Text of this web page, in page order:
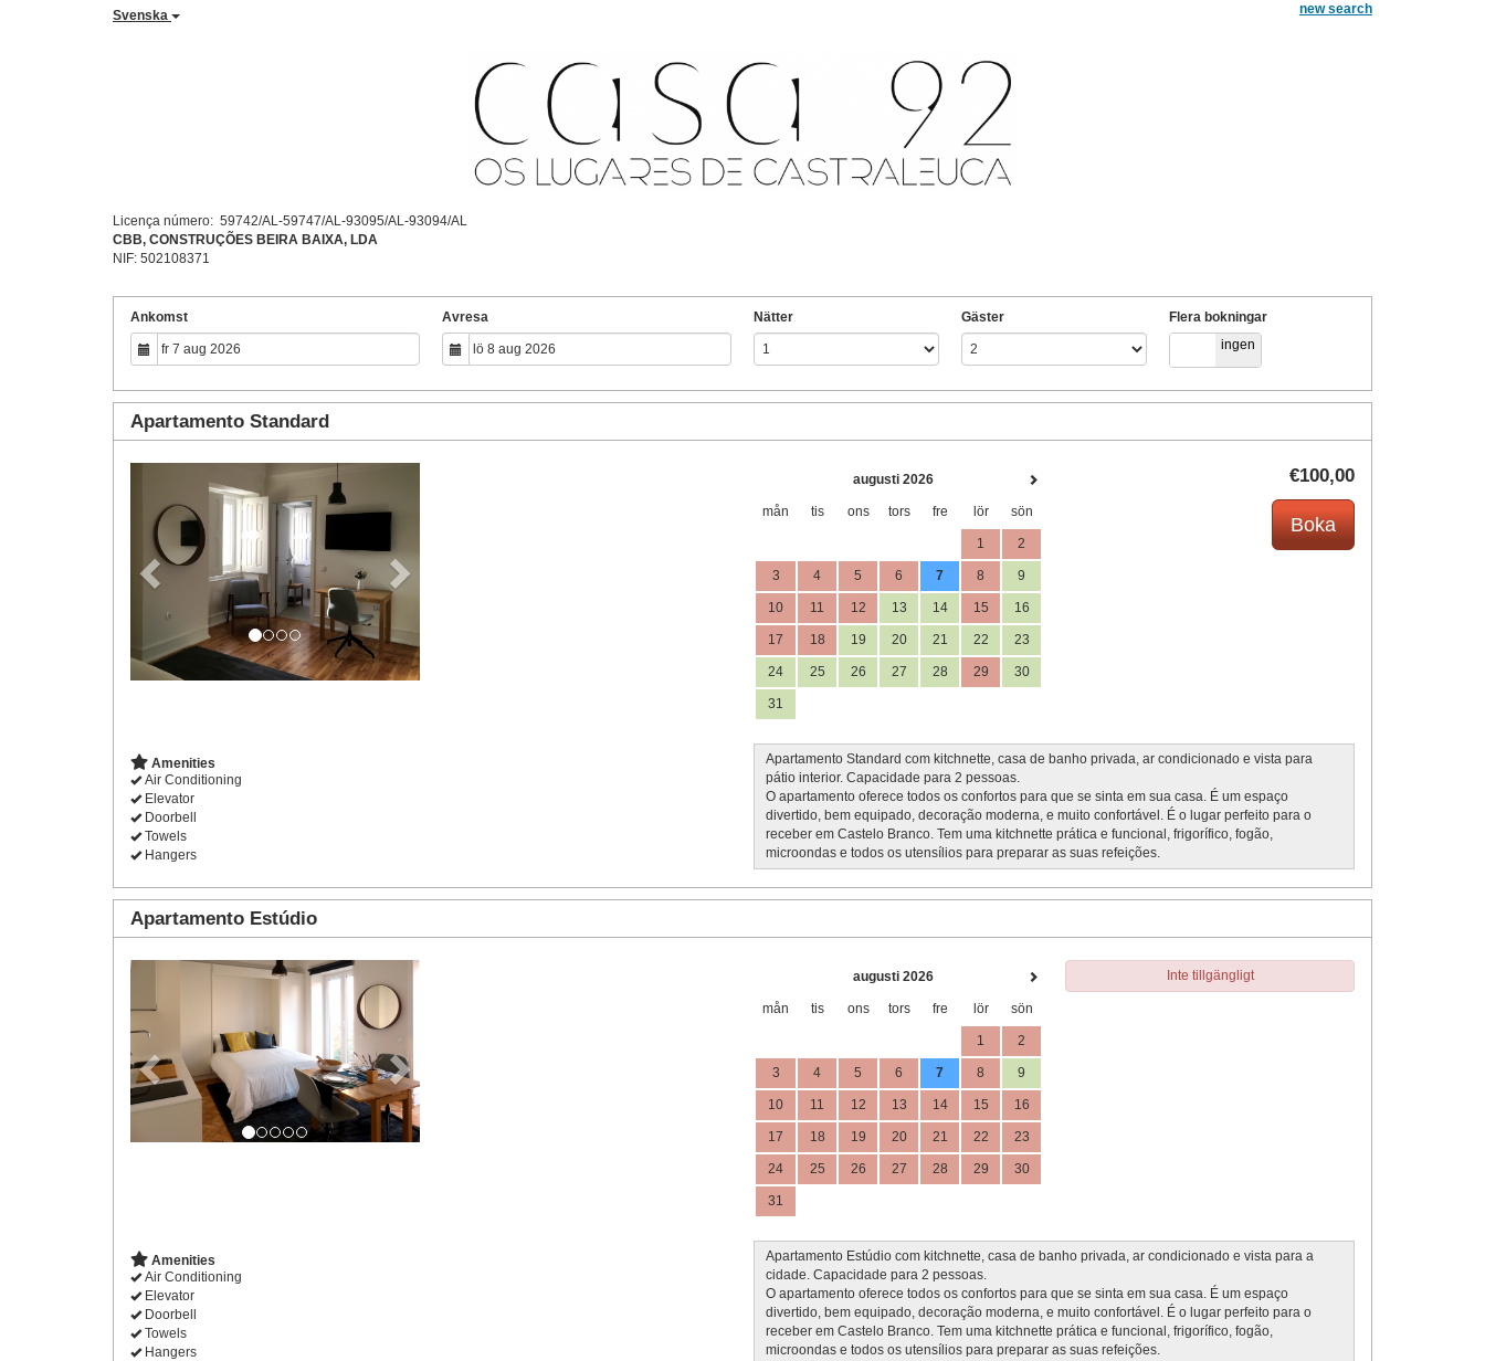
Svenska new search
Licença número: 59742/AL-59747/AL-93095/AL-93094/AL
CBB, CONSTRUÇÕES BEIRA BAIXA, LDA
NIF: 502108371
Ankomst Avresa Nätter Gäster
Flera bokningar
ja
ingen
Apartamento Standard
Previous augusti 2026
mån tis ons tors fre lör sön
1 2
3 4 5 6 7 8 9
10 11 12 13 14 15 16
17 18 19 20 21 22 23
24 25 26 27 28 29 30
31
€100,00
Amenities
Air Conditioning
Elevator
Doorbell
Towels
Hangers
Apartamento Standard com kitchnette, casa de banho privada, ar condicionado e vista para
pátio interior. Capacidade para 2 pessoas.
O apartamento oferece todos os confortos para que se sinta em sua casa. É um espaço
divertido, bem equipado, decoração moderna, e muito confortável. É o lugar perfeito para o
receber em Castelo Branco. Tem uma kitchnette prática e funcional, frigorífico, fogão,
microondas e todos os utensílios para preparar as suas refeições.
Apartamento Estúdio
Previous Next augusti 2026
mån tis ons tors fre lör sön
1 2
3 4 5 6 7 8 9
10 11 12 13 14 15 16
17 18 19 20 21 22 23
24 25 26 27 28 29 30
31
Inte tillgängligt
Amenities
Air Conditioning
Elevator
Doorbell
Towels
Hangers
Apartamento Estúdio com kitchnette, casa de banho privada, ar condicionado e vista para a
cidade. Capacidade para 2 pessoas.
O apartamento oferece todos os confortos para que se sinta em sua casa. É um espaço
divertido, bem equipado, decoração moderna, e muito confortável. É o lugar perfeito para o
receber em Castelo Branco. Tem uma kitchnette prática e funcional, frigorífico, fogão,
microondas e todos os utensílios para preparar as suas refeições.